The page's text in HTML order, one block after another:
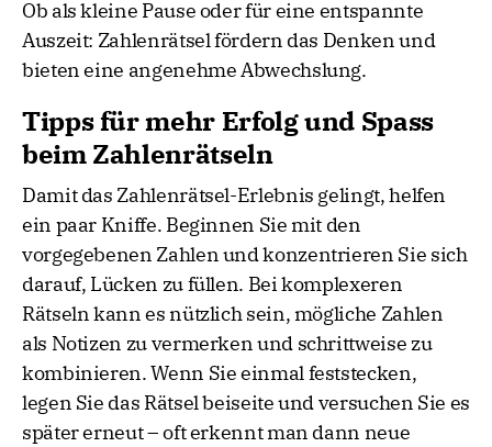
Ob als kleine Pause oder für eine entspannte
Auszeit: Zahlenrätsel fördern das Denken und
bieten eine angenehme Abwechslung.
Tipps für mehr Erfolg und Spass
beim Zahlenrätseln
Damit das Zahlenrätsel-Erlebnis gelingt, helfen
ein paar Kniffe. Beginnen Sie mit den
vorgegebenen Zahlen und konzentrieren Sie sich
darauf, Lücken zu füllen. Bei komplexeren
Rätseln kann es nützlich sein, mögliche Zahlen
als Notizen zu vermerken und schrittweise zu
kombinieren. Wenn Sie einmal feststecken,
legen Sie das Rätsel beiseite und versuchen Sie es
später erneut – oft erkennt man dann neue